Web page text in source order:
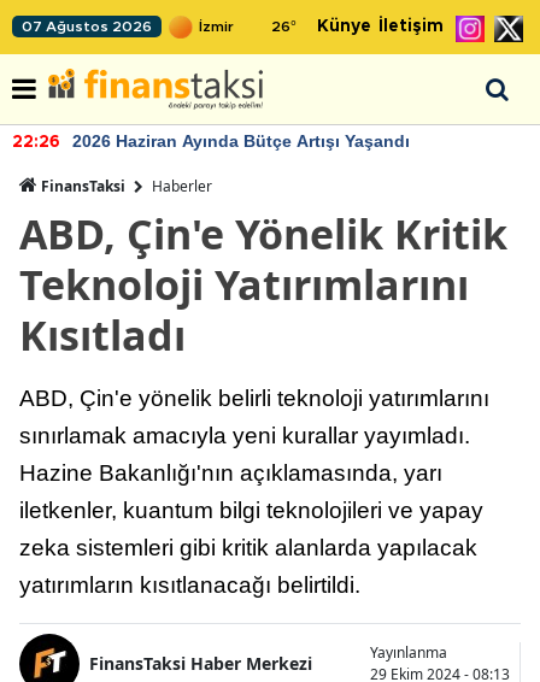
07 Ağustos 2026 26° Künye İletişim
22:26 2026 Haziran Ayında Bütçe Artışı Yaşandı
FinansTaksi Haberler
ABD, Çin'e Yönelik Kritik
Teknoloji Yatırımlarını
Kısıtladı
ABD, Çin'e yönelik belirli teknoloji yatırımlarını
sınırlamak amacıyla yeni kurallar yayımladı.
Hazine Bakanlığı'nın açıklamasında, yarı
iletkenler, kuantum bilgi teknolojileri ve yapay
zeka sistemleri gibi kritik alanlarda yapılacak
yatırımların kısıtlanacağı belirtildi.
FinansTaksi Haber Merkezi
Yayınlanma
29 Ekim 2024 - 08:13